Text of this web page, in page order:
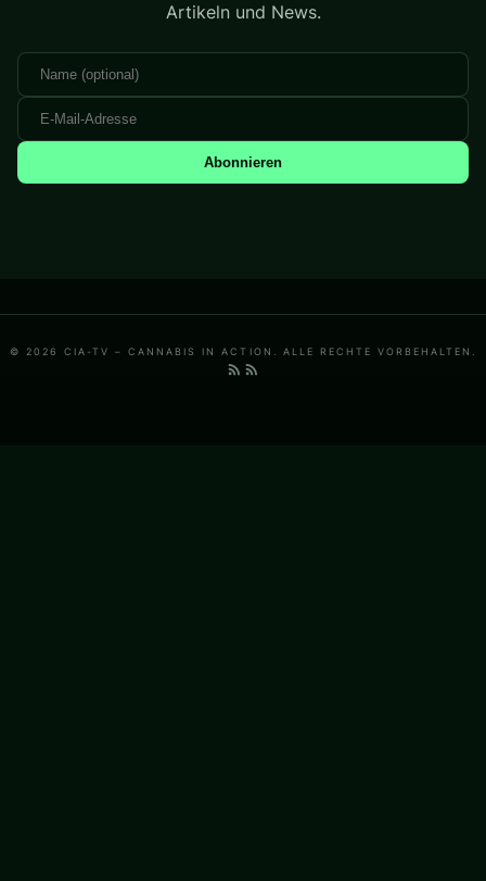
Artikeln und News.
Abonnieren
© 2026 CIA-TV – CANNABIS IN ACTION. ALLE RECHTE VORBEHALTEN.